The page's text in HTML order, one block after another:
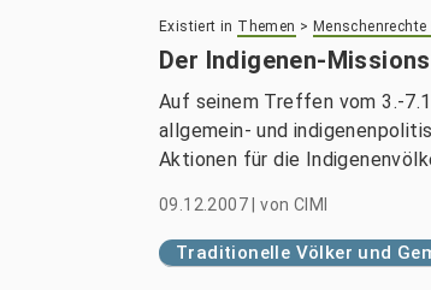
Existiert in Themen >
Der Indigenen-
Auf seinem Treffen vom 3.-
allgemein- und
Aktionen für die
09.12.2007 |von CIMI
Traditionelle Völker und